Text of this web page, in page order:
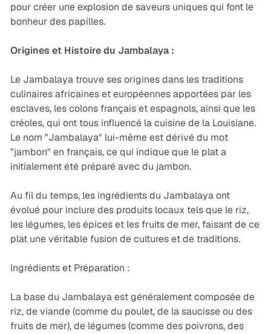
pour créer une explosion de saveurs uniques qui font le
bonheur des papilles.
Origines et Histoire du Jambalaya :
Le Jambalaya trouve ses origines dans les traditions
culinaires africaines et européennes apportées par les
esclaves, les colons français et espagnols, ainsi que les
créoles, qui ont tous influencé la cuisine de la Louisiane.
Le nom "Jambalaya" lui-même est dérivé du mot
"jambon" en français, ce qui indique que le plat a
initialement été préparé avec du jambon.
Au fil du temps, les ingrédients du Jambalaya ont
évolué pour inclure des produits locaux tels que le riz,
les légumes, les épices et les fruits de mer, faisant de ce
plat une véritable fusion de cultures et de traditions.
Ingrédients et Préparation :
La base du Jambalaya est généralement composée de
riz, de viande (comme du poulet, de la saucisse ou des
fruits de mer), de légumes (comme des poivrons, des